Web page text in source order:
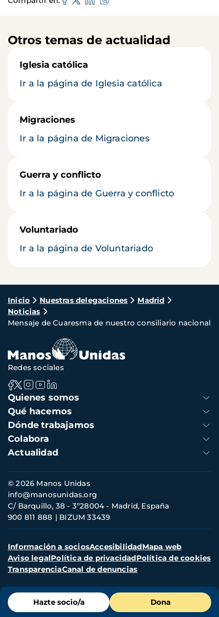
Otros temas de actualidad
Iglesia católica
Ir a la página de Iglesia católica
Migraciones
Ir a la página de Migraciones
Guerra y conflicto
Ir a la página de Guerra y conflicto
Voluntariado
Ir a la página de Voluntariado
Ruta
de
navegación
Inicio Nuestras delegaciones
Madrid
Noticias
Mensaje de Cuaresma de nuestro consiliario nacional
Menú
de
Hazte socio/a Dona
Navegación
principal
Quienes somos
Qué hacemos
Dónde trabajamos
Colabora
Actualidad
Redes sociales
Información
de
contacto
© 2026 Manos Unidas
C/ Barquillo, 38 - 3º28004 - Madrid, España
900 811 888
BIZUM 33439
info@manosunidas.org
Menú
secundario
Información a sociosAccesibilidadMapa web
Aviso legalPolítica de privacidadPolítica de cookies
TransparenciaCanal de denuncias